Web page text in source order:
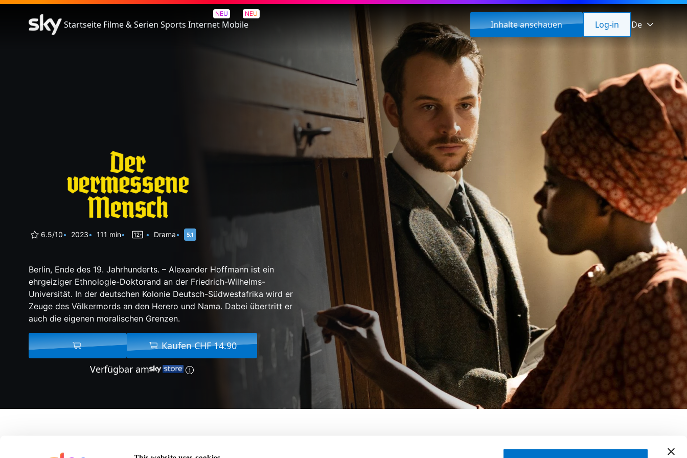
Startseite Filme & Serien Sports
NEU
Internet
NEU
Mobile Inhalte anschauen Log-in De
Der vermessene Mensch
6.5/10 2023 111 min Drama
Berlin, Ende des 19. Jahrhunderts. – Alexander Hoffmann ist ein
ehrgeiziger Ethnologie-Doktorand an der Friedrich-Wilhelms-
Universität. In der deutschen Kolonie Deutsch-Südwestafrika wird er
Zeuge des Völkermords an den Herero und Nama. Dabei übertritt er
auch die eigenen moralischen Grenzen.
Kaufen CHF 14.90
Verfügbar am